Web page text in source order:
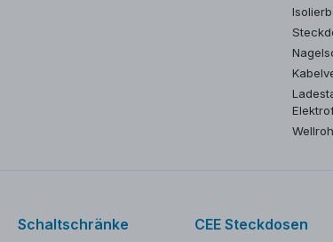
Schaltschränke CEE Steckdosen